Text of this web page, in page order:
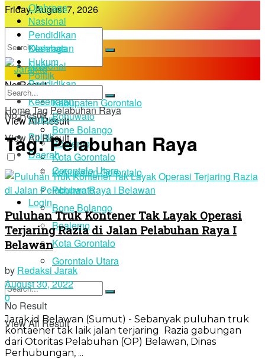
Friday, August 7, 2026
No Result
View All Result
Login
Olahraga
Nasional
Pendidikan
Kesehatan
Hukum
Politik
Daerah
Kabupaten Gorontalo
Pohuwato
Bone Bolango
Boalemo
Kota Gorontalo
Gorontalo Utara
Olahraga
Nasional
Pendidikan
Kesehatan
Hukum
Politik
Daerah
Kabupaten Gorontalo
Pohuwato
Bone Bolango
Boalemo
Kota Gorontalo
Gorontalo Utara
No Result
View All Result
No Result
View All Result
HomeTagPelabuhan Raya
Tag:Pelabuhan Raya
Puluhan Truk Kontener Tak Layak Operasi
Terjaring Razia di Jalan Pelabuhan Raya I
Belawan
by Redaksi Jarak
August 30, 2022
0
Jarak.id Belawan (Sumut) - Sebanyak puluhan truk
kontaener tak laik jalan terjaring Razia gabungan
dari Otoritas Pelabuhan (OP) Belawan, Dinas
Perhubungan, ...